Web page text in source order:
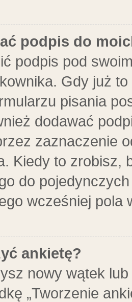
podpis do
podpis pod
Gdy już
pisania
dodawać
zaznaczenie
Kiedy to zrobisz,
do
wcześniej pola
ankietę?
nowy wątek
„Tworzenie